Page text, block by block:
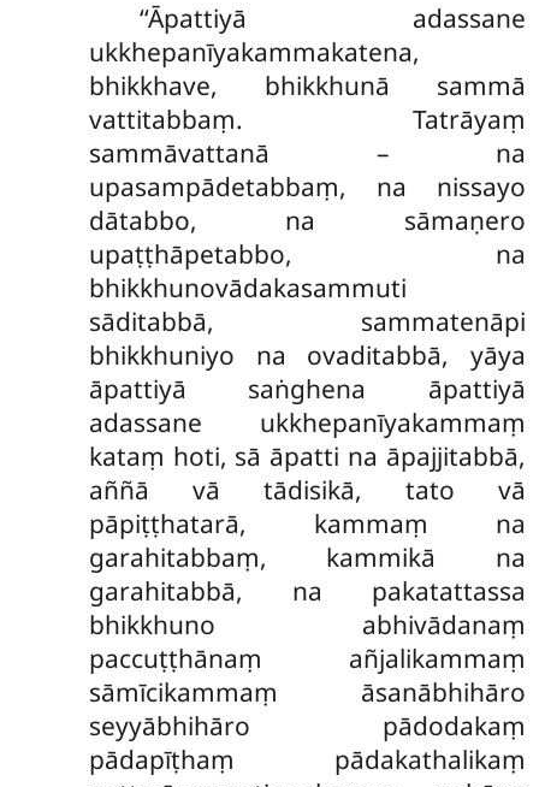
‘‘Āpattiyā adassane
ukkhepanīyakammakatena,
bhikkhave, bhikkhunā sammā
vattitabbaṃ. Tatrāyaṃ
sammāvattanā – na
upasampādetabbaṃ, na nissayo
dātabbo, na sāmaṇero
upaṭṭhāpetabbo, na
bhikkhunovādakasammuti
sāditabbā, sammatenāpi
bhikkhuniyo na ovaditabbā, yāya
āpattiyā saṅghena āpattiyā
adassane ukkhepanīyakammaṃ
kataṃ hoti, sā āpatti na āpajjitabbā,
aññā vā tādisikā, tato vā
pāpiṭṭhatarā, kammaṃ na
garahitabbaṃ, kammikā na
garahitabbā, na pakatattassa
bhikkhuno abhivādanaṃ
paccuṭṭhānaṃ añjalikammaṃ
sāmīcikammaṃ āsanābhihāro
seyyābhihāro pādodakaṃ
pādapīṭhaṃ pādakathalikaṃ